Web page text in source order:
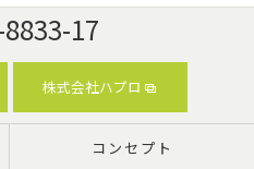
17
株式会社ハプロ
コンセプト